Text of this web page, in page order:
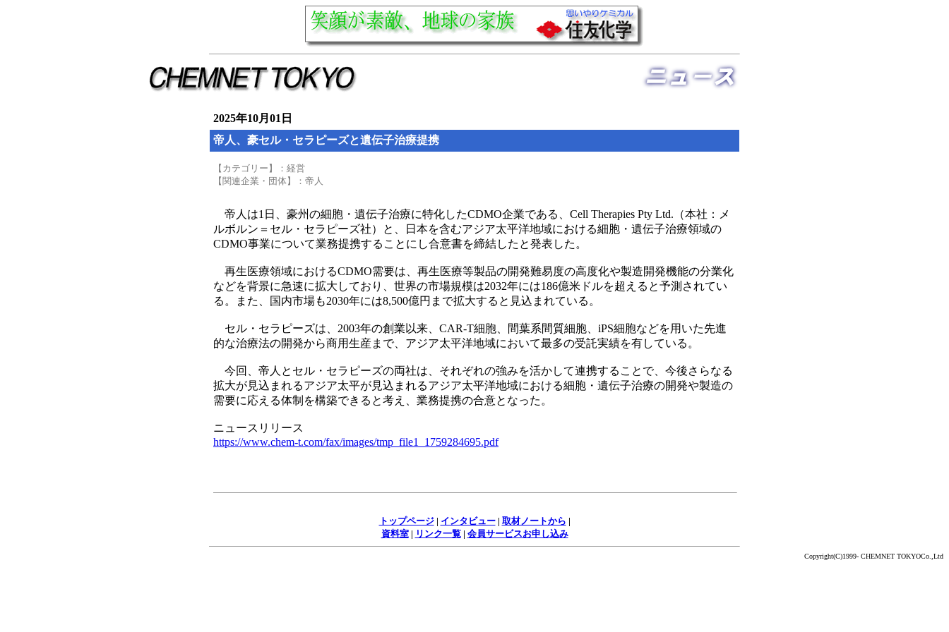
2025年10月01日
帝人、豪セル・セラピーズと遺伝子治療提携
【カテゴリー】：経営
【関連企業・団体】：帝人
帝人は1日、豪州の細胞・遺伝子治療に特化したCDMO企業である、Cell Therapies Pty Ltd.（本社：メ
ルボルン＝セル・セラピーズ社）と、日本を含むアジア太平洋地域における細胞・遺伝子治療領域の
CDMO事業について業務提携することにし合意書を締結したと発表した。
再生医療領域におけるCDMO需要は、再生医療等製品の開発難易度の高度化や製造開発機能の分業化
などを背景に急速に拡大しており、世界の市場規模は2032年には186億米ドルを超えると予測されてい
る。また、国内市場も2030年には8,500億円まで拡大すると見込まれている。
セル・セラピーズは、2003年の創業以来、CAR-T細胞、間葉系間質細胞、iPS細胞などを用いた先進
的な治療法の開発から商用生産まで、アジア太平洋地域において最多の受託実績を有している。
今回、帝人とセル・セラピーズの両社は、それぞれの強みを活かして連携することで、今後さらなる
拡大が見込まれるアジア太平が見込まれるアジア太平洋地域における細胞・遺伝子治療の開発や製造の
需要に応える体制を構築できると考え、業務提携の合意となった。
ニュースリリース
https://www.chem-t.com/fax/images/tmp_file1_1759284695.pdf
トップページ| インタビュー| 取材ノートから |
資料室| リンク一覧| 会員サービスお申し込み
Copyright(C)1999- CHEMNET TOKYOCo.,Ltd